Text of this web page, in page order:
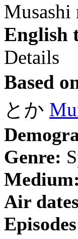
Musashi
English
Details
Based
とか
Genre:
Medium:
Air